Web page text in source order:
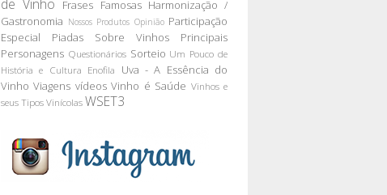
de Vinho
Frases Famosas Harmonização /
Gastronomia Nossos Produtos Opinião Participação
Especial
Piadas Sobre Vinhos
Principais
Personagens Questionários Sorteio Um Pouco de
História e Cultura Enofila
Uva - A Essência do
Vinho Viagens vídeos Vinho é Saúde Vinhos e
seus TiposVinícolasWSET3